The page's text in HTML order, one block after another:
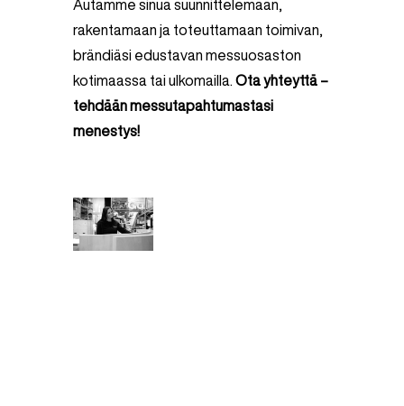
Autamme sinua suunnittelemaan,
rakentamaan ja toteuttamaan toimivan,
brändiäsi edustavan messuosaston
kotimaassa tai ulkomailla. Ota yhteyttä –
tehdään messutapahtumastasi
menestys!